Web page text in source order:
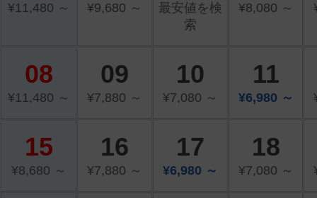
¥11,480 ～ ¥9,680 ～
最安値を検
索
¥8,080 ～
08
¥11,480 ～
09
¥7,880 ～
10
¥7,080 ～
11
¥6,980 ～
15
¥8,680 ～
16
¥7,880 ～
17
¥6,980 ～
18
¥7,080 ～